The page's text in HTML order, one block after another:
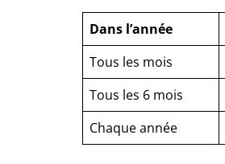
Dans l’année
Tous les mois
Tous les 6 mois
Chaque année